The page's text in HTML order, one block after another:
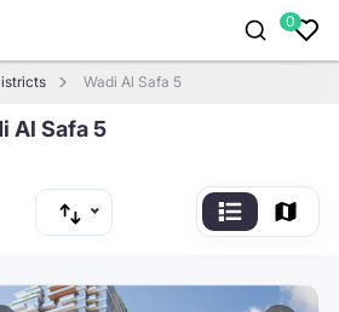
0
Wadi Al Safa 5
Al Safa 5